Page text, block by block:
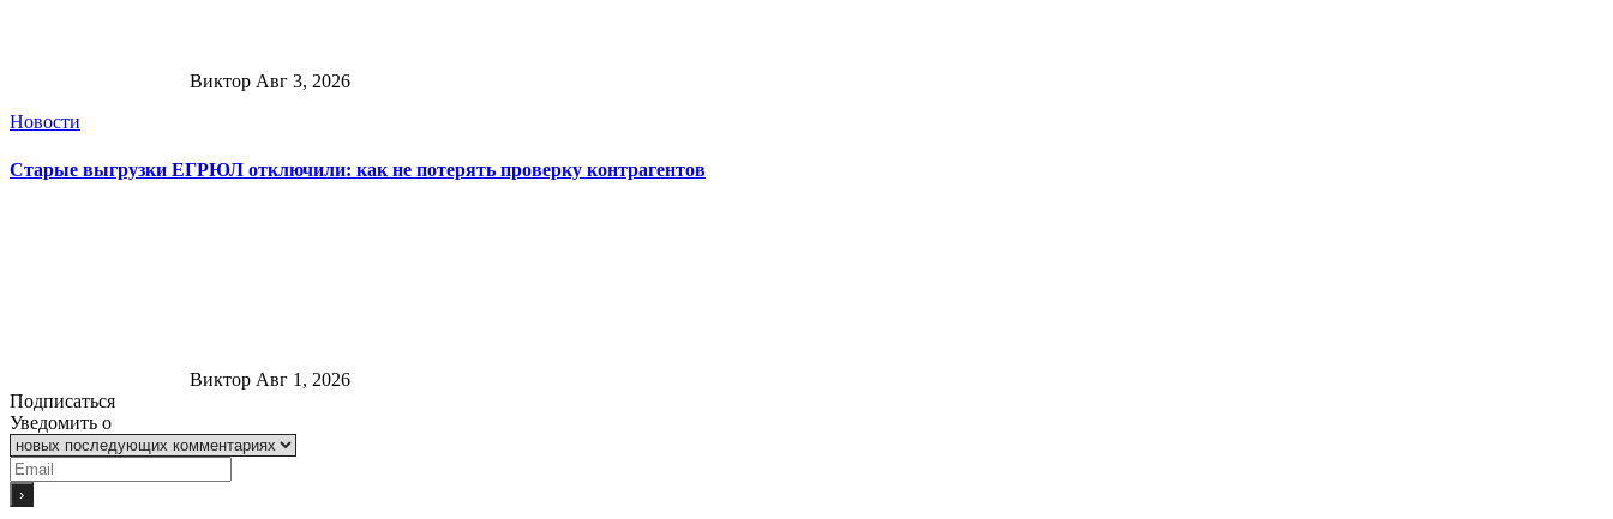
Виктор Авг 3, 2026
Новости
Старые выгрузки ЕГРЮЛ отключили: как не потерять проверку контрагентов
Виктор Авг 1, 2026
Подписаться
Уведомить о